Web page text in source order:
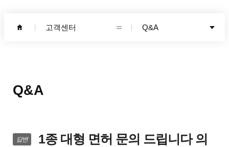
고객센터 Q&A
Q&A
답변
1종 대형 면허 문의 드립니다 의